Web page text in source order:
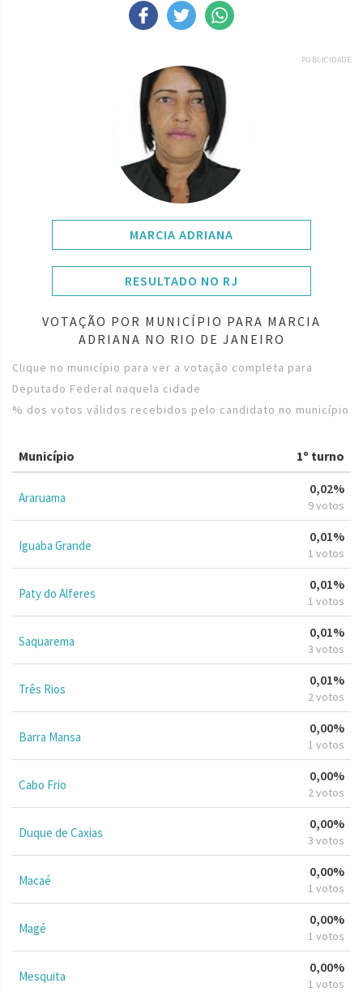
PUBLICIDADE
MARCIA ADRIANA
RESULTADO NO RJ
VOTAÇÃO POR MUNICÍPIO PARA MARCIA
ADRIANA NO RIO DE JANEIRO
Clique no município para ver a votação completa para
Deputado Federal naquela cidade
% dos votos válidos recebidos pelo candidato no município
Município 1º turno
Araruama
0,02%
9 votos
Iguaba Grande
0,01%
1 votos
Paty do Alferes
0,01%
1 votos
Saquarema
0,01%
3 votos
Três Rios
0,01%
2 votos
Barra Mansa
0,00%
1 votos
Cabo Frio
0,00%
2 votos
Duque de Caxias
0,00%
3 votos
Macaé
0,00%
1 votos
Magé
0,00%
1 votos
Mesquita
0,00%
1 votos